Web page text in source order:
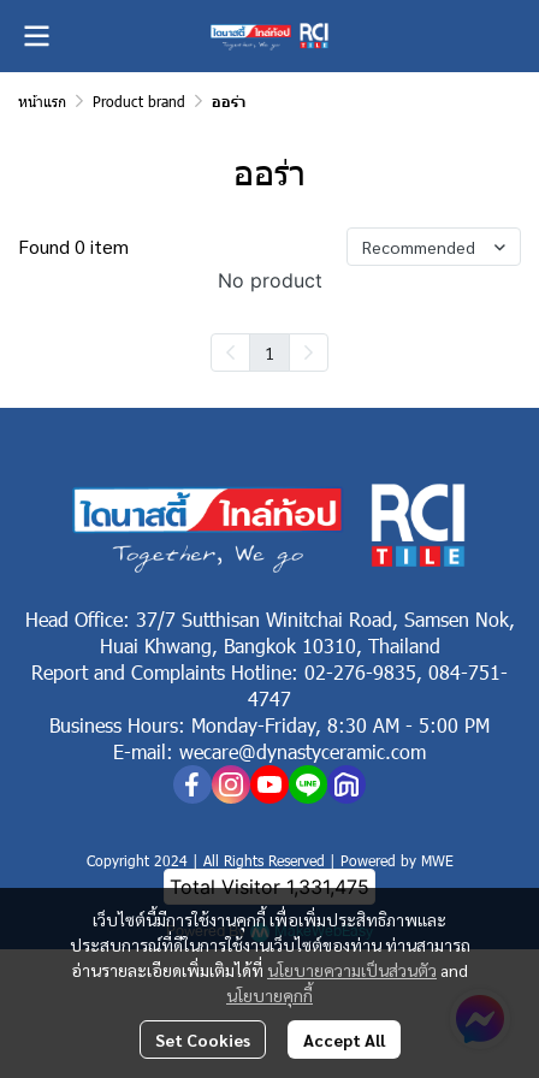
หน้าแรก Product brand ออร่า
ออร่า
Found 0 item Recommended
No product
1
เว็บไซต์นี้มีการใช้งานคุกกี้ เพื่อเพิ่มประสิทธิภาพและ
ประสบการณ์ที่ดีในการใช้งานเว็บไซต์ของท่าน ท่านสามารถ
อ่านรายละเอียดเพิ่มเติมได้ที่ นโยบายความเป็นส่วนตัว and
นโยบายคุกกี้
Set Cookies Accept All
Head Office: 37/7 Sutthisan Winitchai Road, Samsen Nok,
Huai Khwang, Bangkok 10310, Thailand
Report and Complaints Hotline: 02-276-9835, 084-751-
4747
Business Hours: Monday-Friday, 8:30 AM - 5:00 PM
E-mail: wecare@dynastyceramic.com
Copyright 2024 | All Rights Reserved | Powered by MWE
Total Visitor1,331,475
Powered By MakeWebEasy